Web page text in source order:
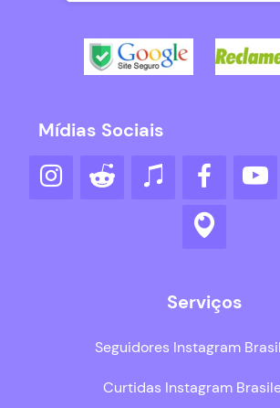
Mídias Sociais
Serviços
Seguidores Instagram
Curtidas Instagram